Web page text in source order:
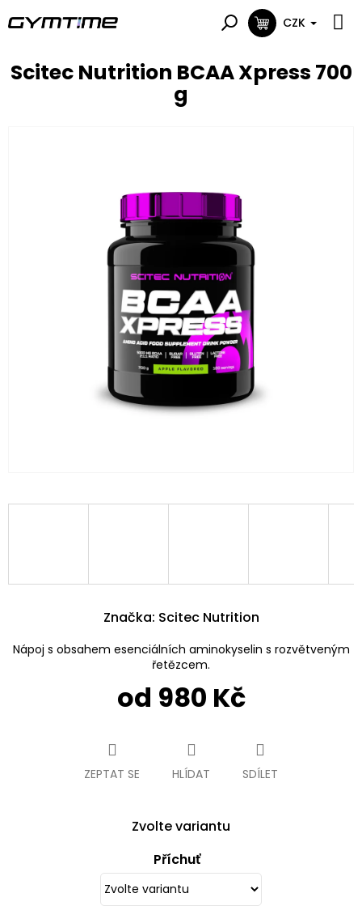
na
NÁKUPNÍ
CZK
Scitec Nutrition BCAA Xpress 700
g
od 980 Kč
Zvolte variantu
Příchuť
Nápoj s obsahem esenciálních aminokyselin s rozvětveným
řetězcem.
ZEPTAT SE HLÍDAT SDÍLET
Značka: Scitec Nutrition